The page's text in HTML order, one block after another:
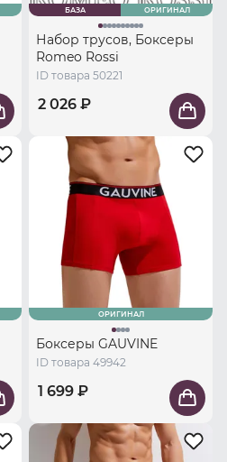
БАЗА ОРИГИНАЛ
Набор трусов, Боксеры
Romeo Rossi
ID товара 50221
2 026 ₽
ОРИГИНАЛ
Боксеры GAUVINE
ID товара 49942
1 699 ₽